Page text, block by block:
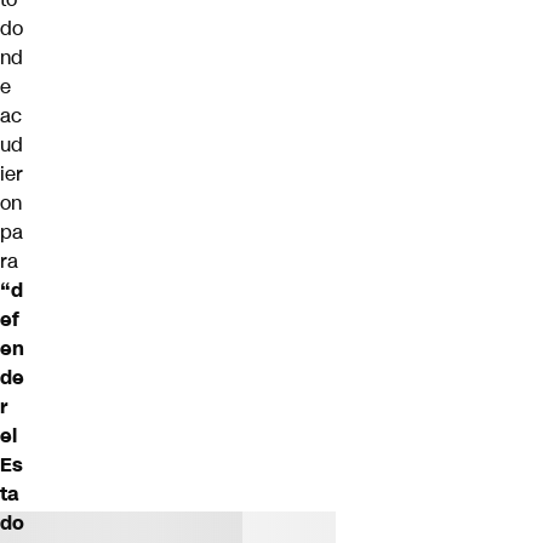
do
nd
e
ac
ud
ier
on
pa
ra
“d
ef
en
de
r
el
Es
ta
do